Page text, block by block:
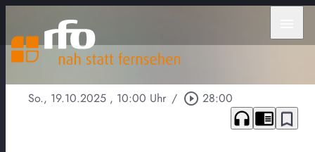
So., 19.10.2025 , 10:00 Uhr / play_circle_outline 28:00
headphones chrome_reader_mode bookmark_border